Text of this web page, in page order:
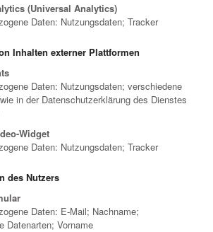
(Universal Analytics)
Daten: Nutzungsdaten; Tracker
Inhalten externer Plattformen
Daten: Nutzungsdaten; verschiedene
in der Datenschutzerklärung des Dienstes
Widget
Daten: Nutzungsdaten; Tracker
des Nutzers
Daten: E-Mail; Nachname;
Datenarten; Vorname